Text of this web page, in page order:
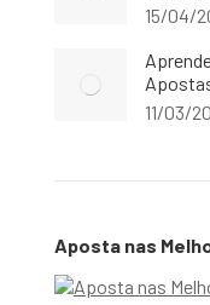
15/04/
11/03/
Aposta nas